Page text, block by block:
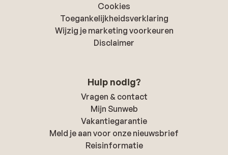
Cookies
Toegankelijkheidsverklaring
Wijzig je marketing voorkeuren
Disclaimer
Hulp nodig?
Vragen & contact
Mijn Sunweb
Vakantiegarantie
Meld je aan voor onze nieuwsbrief
Reisinformatie